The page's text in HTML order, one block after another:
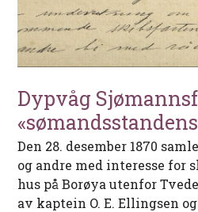
Dypvåg
Den 28. desember 1870
og andre med interesse for
hus på Borøya utenfor
av kaptein O. E. Ellingsen